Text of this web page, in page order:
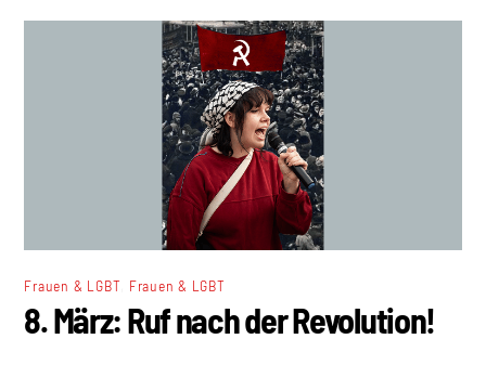
Frauen & LGBT Frauen & LGBT
8. März: Ruf nach der Revolution!